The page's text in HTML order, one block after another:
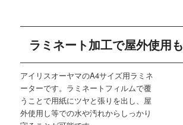
ラミネート加工で屋外使用も
アイリスオーヤマのA4サイズ用ラミネ
ーターです。ラミネートフィルムで覆
うことで用紙にツヤと張りを出し、屋
外使用し等での水や汚れからしっかり